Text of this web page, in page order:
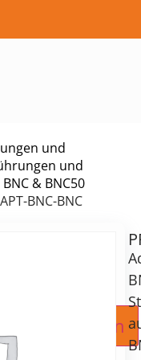
und
und
BNC & BNC50
BNC-BNC
hinzufügen